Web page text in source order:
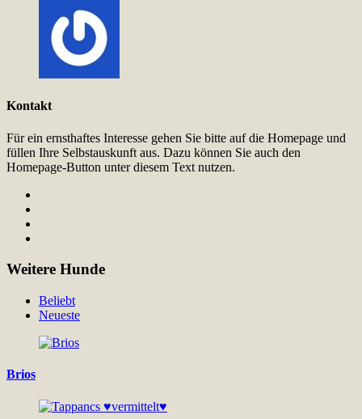
Kontakt
Für ein ernsthaftes Interesse gehen Sie bitte auf die Homepage und
füllen Ihre Selbstauskunft aus. Dazu können Sie auch den
Homepage-Button unter diesem Text nutzen.
Weitere Hunde
Beliebt
Neueste
Brios